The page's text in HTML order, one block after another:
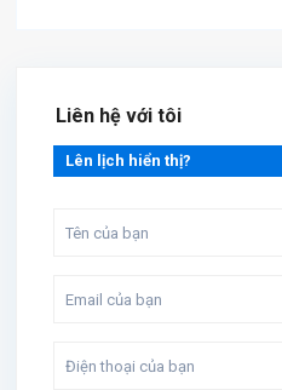
Liên hệ với tôi
Lên lịch hiển thị?